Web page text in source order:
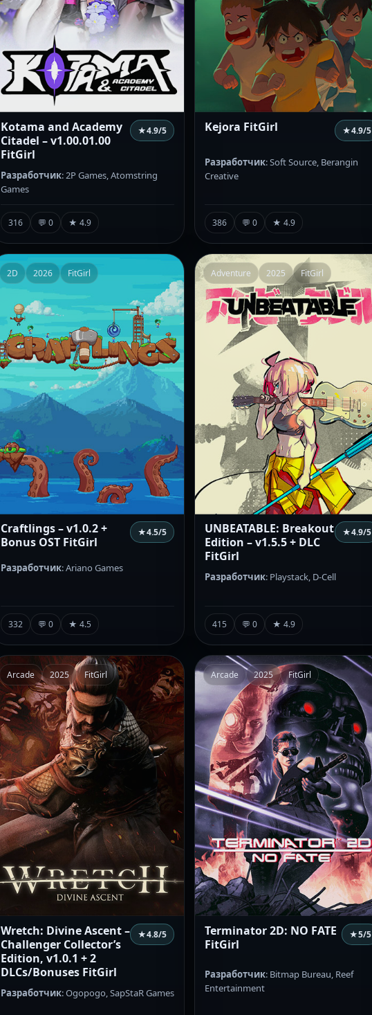
Kotama and Academy
Citadel – v1.00.01.00
FitGirl
★4.9/5
Разработчик: 2P Games, Atomstring
Games
316 💬 0 ★ 4.9
Kejora FitGirl ★4.9/5
Разработчик: Soft Source, Berangin
Creative
386 💬 0 ★ 4.9
2D 2026 FitGirl
Craftlings – v1.0.2 +
Bonus OST FitGirl
★4.5/5
Разработчик: Ariano Games
332 💬 0 ★ 4.5
Adventure 2025 FitGirl
UNBEATABLE: Breakout
Edition – v1.5.5 + DLC
FitGirl
★4.9/5
Разработчик: Playstack, D-Cell
415 💬 0 ★ 4.9
Arcade 2025 FitGirl
Wretch: Divine Ascent –
Challenger Collector’s
Edition, v1.0.1 + 2
DLCs/Bonuses FitGirl
★4.8/5
Разработчик: Ogopogo, SapStaR Games
Arcade 2025 FitGirl
Terminator 2D: NO FATE
FitGirl
★5/5
Разработчик: Bitmap Bureau, Reef
Entertainment